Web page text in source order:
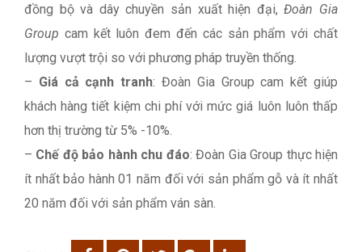
đồng bộ và dây chuyền sản xuất hiện đại,Đoàn Gia
Group cam kết luôn đem đến các sản phẩm với chất
lượng vượt trội so với phương pháp truyền thống.
– Giá cả cạnh tranh: Đoàn Gia Group cam kết giúp
khách hàng tiết kiệm chi phí với mức giá luôn luôn thấp
hơn thị trường từ 5% -10%.
– Chế độ bảo hành chu đáo: Đoàn Gia Group thực hiện
ít nhất bảo hành 01 năm đối với sản phẩm gỗ và ít nhất
20 năm đối với sản phẩm ván sàn.